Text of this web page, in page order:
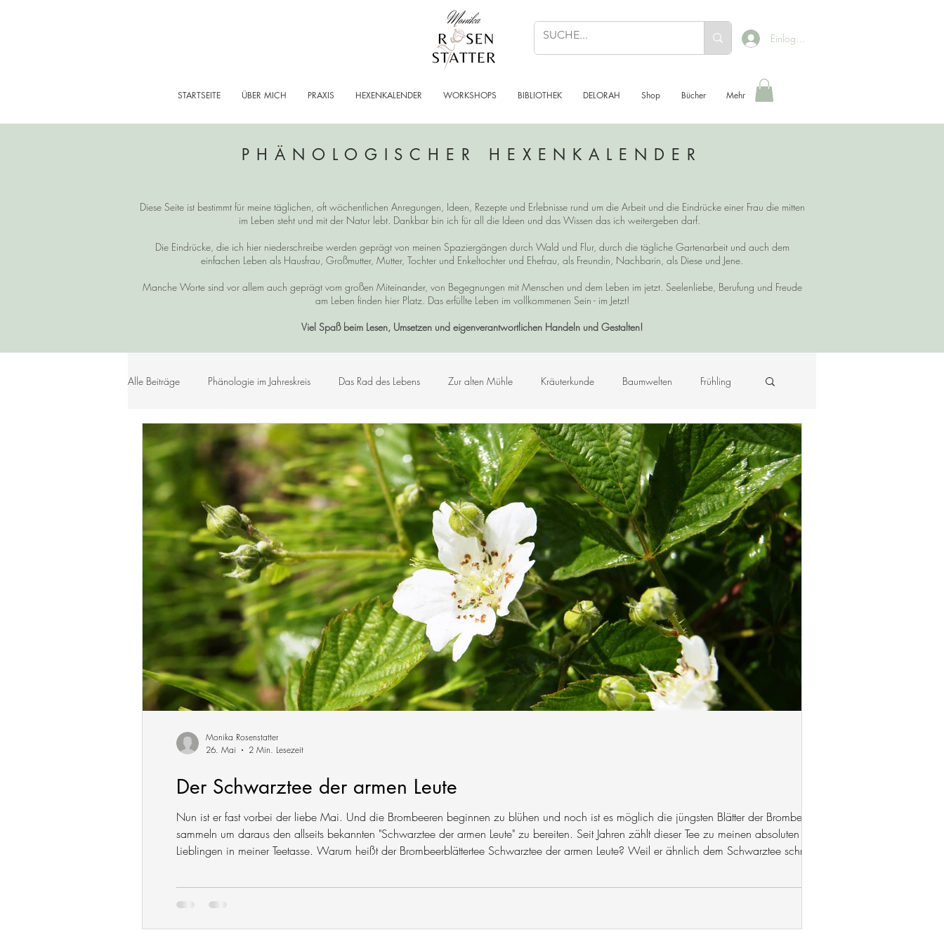
Einloggen
STARTSEITE ÜBER MICH PRAXIS HEXENKALENDER WORKSHOPS BIBLIOTHEK DELORAH Shop Bücher Mehr
PHÄNOLOGISCHER HEXENKALENDER
Diese Seite ist bestimmt für meine täglichen, oft wöchentlichen Anregungen, Ideen, Rezepte und Erlebnisse rund um die Arbeit und die Eindrücke einer Frau die mitten
im Leben steht und mit der Natur lebt. Dankbar bin ich für all die Ideen und das Wissen das ich weitergeben darf.
Die Eindrücke, die ich hier niederschreibe werden geprägt von meinen Spaziergängen durch Wald und Flur, durch die tägliche Gartenarbeit und auch dem
einfachen Leben als Hausfrau, Großmutter, Mutter, Tochter und Enkeltochter und Ehefrau, als Freundin, Nachbarin, als Diese und Jene.
Manche Worte sind vor allem auch geprägt vom großen Miteinander, von Begegnungen mit Menschen und dem Leben im jetzt. Seelenliebe, Berufung und Freude
am Leben finden hier Platz. Das erfüllte Leben im vollkommenen Sein - im Jetzt!
Viel Spaß beim Lesen, Umsetzen und eigenverantwortlichen Handeln und Gestalten!
Alle Beiträge Phänologie im Jahreskreis Das Rad des Lebens Zur alten Mühle Kräuterkunde Baumwelten Frühling
Sommer Herbst Log-Buch Garten Wald Sternenzeit Steinzeit Krafttier - Botschaften
Lebensleichte Ernährung Naturkosmetik Chakralehre Angelart - Engelwelt Kabbalah Kraft des Ortes Musik
Herzenslieder Bastelideen Kunst-Hand-Werk Rat der 13 Großmütter Adventkalender 2021 Hildegard von Bingen
Geschichtenkiste Gedichte, Sprüche und Zitate
Der Schwarztee der armen Leute
Nun ist er fast vorbei der liebe Mai. Und die Brombeeren beginnen zu blühen und noch ist es möglich die jüngsten Blätter der Brombeere zu
sammeln um daraus den allseits bekannten "Schwarztee der armen Leute" zu bereiten. Seit Jahren zählt dieser Tee zu meinen absoluten
Lieblingen in meiner Teetasse. Warum heißt der Brombeerblättertee Schwarztee der armen Leute? Weil er ähnlich dem Schwarztee schmeckt
Monika Rosenstatter
26. Mai
2 Min. Lesezeit